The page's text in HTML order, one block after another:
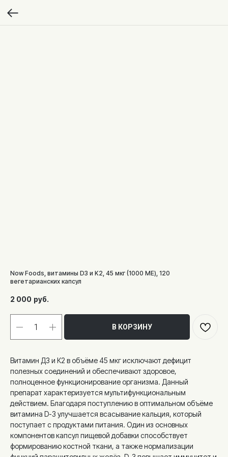
Now Foods, витамины D3 и K2, 45 мкг (1000 МЕ), 120
вегетарианских капсул
2 000 руб.
В КОРЗИНУ
Витамин Д3 и К2 в объёме 45 мкг исключают дефицит
полезных соединений и обеспечивают здоровое,
полноценное функционирование организма. Данный
препарат характеризуется мультифункциональным
действием. Благодаря поступлению в оптимальном объёме
витамина D-3 улучшается всасывание кальция, который
поступает с продуктами питания. Один из основных
компонентов капсул пищевой добавки способствует
формированию костной ткани, а также нормализации